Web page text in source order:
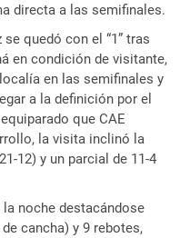
directa a las semifinales.
quedó con el “1” tras
en condición de visitante,
en las semifinales y
a la definición por el
que CAE
la visita inclinó la
12) y un parcial de 11-4
noche destacándose
cancha) y 9 rebotes,